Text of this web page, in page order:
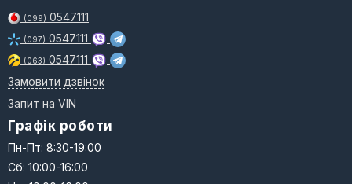
(099) 0547111
(097) 0547111
(063) 0547111
Замовити дзвінок
Запит на VIN
Графік роботи
Пн-Пт: 8:30-19:00
Сб: 10:00-16:00